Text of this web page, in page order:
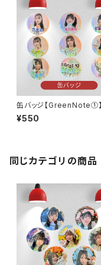
缶バッジ【GreenNote①】
¥550
同じカテゴリの商品